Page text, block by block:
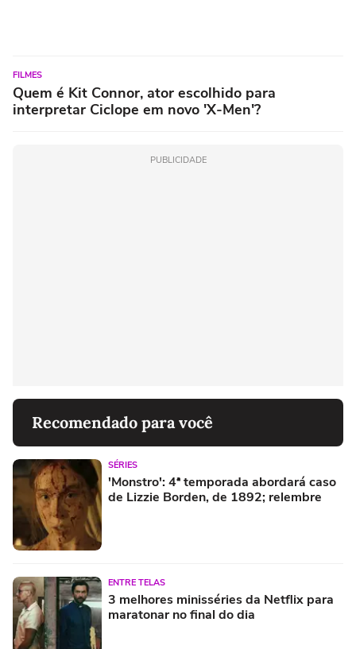
FILMES
Quem é Kit Connor, ator escolhido para
interpretar Ciclope em novo 'X-Men'?
PUBLICIDADE
Recomendado para você
SÉRIES
'Monstro': 4ª temporada abordará caso
de Lizzie Borden, de 1892; relembre
ENTRE TELAS
3 melhores minisséries da Netflix para
maratonar no final do dia